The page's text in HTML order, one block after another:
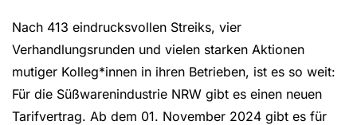
Nach 413 eindrucksvollen Streiks, vier
Verhandlungsrunden und vielen starken Aktionen
mutiger Kolleg*innen in ihren Betrieben, ist es so weit:
Für die Süßwarenindustrie NRW gibt es einen neuen
Tarifvertrag. Ab dem 01. November 2024 gibt es für